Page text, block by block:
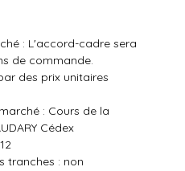
: L'accord-cadre sera
de commande.
des prix unitaires
: Cours de la
Cédex
tranches : non